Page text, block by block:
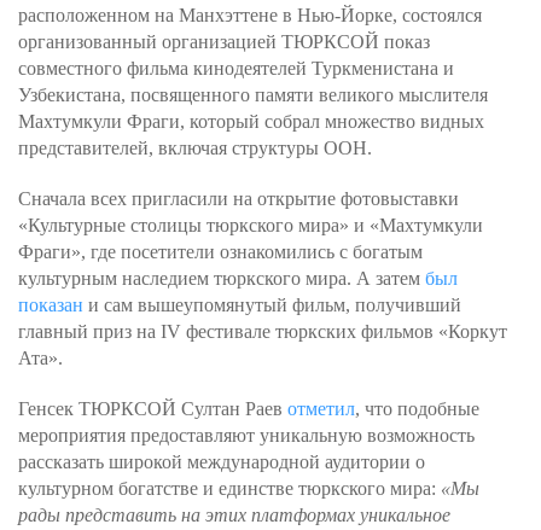
расположенном на Манхэттене в Нью-Йорке, состоялся
организованный организацией ТЮРКСОЙ показ
совместного фильма кинодеятелей Туркменистана и
Узбекистана, посвященного памяти великого мыслителя
Махтумкули Фраги, который собрал множество видных
представителей, включая структуры ООН.
Сначала всех пригласили на открытие фотовыставки
«Культурные столицы тюркского мира» и «Махтумкули
Фраги», где посетители ознакомились с богатым
культурным наследием тюркского мира. А затем был
показан и сам вышеупомянутый фильм, получивший
главный приз на IV фестивале тюркских фильмов «Коркут
Ата».
Генсек ТЮРКСОЙ Султан Раев отметил, что подобные
мероприятия предоставляют уникальную возможность
рассказать широкой международной аудитории о
культурном богатстве и единстве тюркского мира: «Мы
рады представить на этих платформах уникальное